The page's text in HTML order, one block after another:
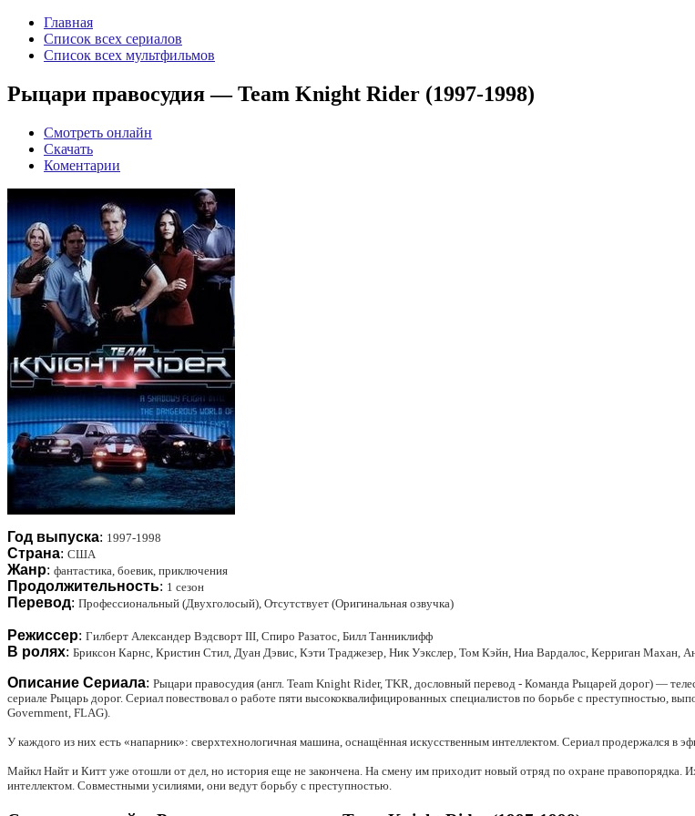
Главная
Список всех сериалов
Список всех мультфильмов
Рыцари правосудия — Team Knight Rider (1997-1998)
Смотреть онлайн
Скачать
Коментарии
Год выпуска: 1997-1998
Страна: США
Жанр: фантастика, боевик, приключения
Продолжительность: 1 сезон
Перевод: Профессиональный (Двухголосый), Отсутствует (Оригинальная озвучка)
Режиссер: Гилберт Александер Вэдсворт III, Спиро Разатос, Билл Танниклифф
В ролях: Бриксон Карнс, Кристин Стил, Дуан Дэвис, Кэти Траджезер, Ник Уэкслер, Том Кэйн, Ниа Вардалос, Керриган Махан,
Описание Сериала: Рыцари правосудия (англ. Team Knight Rider, TKR, дословный перевод - Команда Рыцарей дорог) —
сериале Рыцарь дорог. Сериал повествовал о работе пяти высококвалифицированных специалистов по борьбе с преступностью,
Government, FLAG).
У каждого из них есть «напарник»: сверхтехнологичная машина, оснащённая искусственным интеллектом. Сериал продержался в
Майкл Найт и Китт уже отошли от дел, но история еще не закончена. На смену им приходит новый отряд по охране
интеллектом. Совместными усилиями, они ведут борьбу с преступностью.